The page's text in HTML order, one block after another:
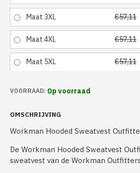
VOORRAAD: Op voorraad
€57,11
Maat 3XL
€57,11
Maat 4XL
€57,11
Maat 5XL
OMSCHRIJVING
Workman Hooded Sweatvest
De Workman Hooded Sweatvest
sweatvest van de Workman